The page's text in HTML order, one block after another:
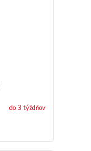
do 3 týždňov